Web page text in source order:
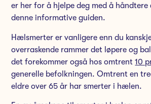
er her for å hjelpe deg med å håndtere
denne informative guiden.
Hælsmerter er vanligere enn du
overraskende rammer det løpere og
det forekommer også hos omtrent10
generelle befolkningen. Omtrent en
eldre over 65 år har smerter i hælen.